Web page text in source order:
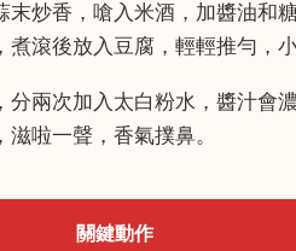
末炒香，嗆入米酒，加醬油和
煮滾後放入豆腐，輕輕推勻，
分兩次加入太白粉水，醬汁會
滋啦一聲，香氣撲鼻。
關鍵動作